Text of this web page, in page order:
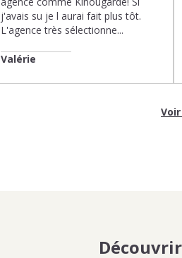
j'avais su je l aurai fait plus tôt.
L'agence très sélectionne...
Valérie